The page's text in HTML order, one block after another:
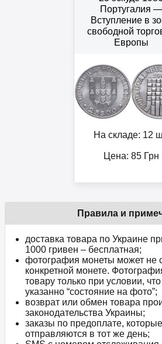
Португалия —
Вступление в
свободной
Европы
На складе: 12
Цена: 85Грн
Правила и
доставка товара по Украине
1000 гривен – бесплатная;
фотография монеты может не
конкретной монете.
товару только при условии,
указанно “состояние на фото”;
возврат или обмен товара
законодательства Украины;
заказы по предоплате,
отправляются в тот же день;